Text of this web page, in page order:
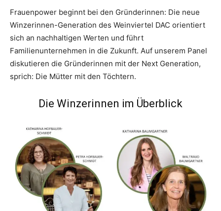
Frauenpower beginnt bei den Gründerinnen: Die neue
Winzerinnen-Generation des Weinviertel DAC orientiert
sich an nachhaltigen Werten und führt
Familienunternehmen in die Zukunft. Auf unserem Panel
diskutieren die Gründerinnen mit der Next Generation,
sprich: Die Mütter mit den Töchtern.
Die Winzerinnen im Überblick